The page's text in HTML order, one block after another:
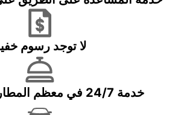
لا توجد رسوم
خدمة 24/7 في معظم المطارات الرئيسية